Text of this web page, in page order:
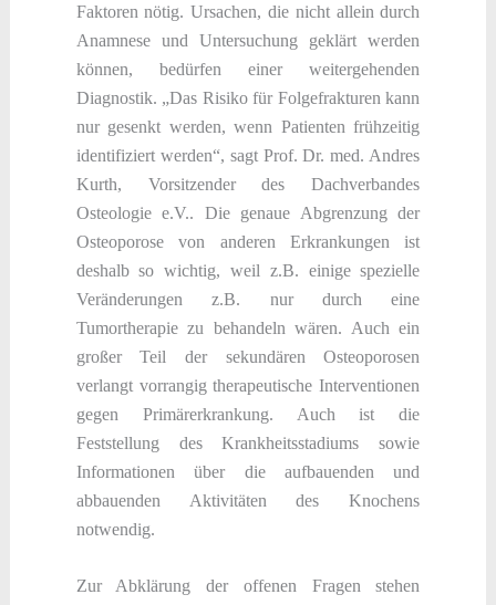
Faktoren nötig. Ursachen, die nicht allein durch
Anamnese und Untersuchung geklärt werden
können, bedürfen einer weitergehenden
Diagnostik. „Das Risiko für Folgefrakturen kann
nur gesenkt werden, wenn Patienten frühzeitig
identifiziert werden“, sagt Prof. Dr. med. Andres
Kurth, Vorsitzender des Dachverbandes
Osteologie e.V.. Die genaue Abgrenzung der
Osteoporose von anderen Erkrankungen ist
deshalb so wichtig, weil z.B. einige spezielle
Veränderungen z.B. nur durch eine
Tumortherapie zu behandeln wären. Auch ein
großer Teil der sekundären Osteoporosen
verlangt vorrangig therapeutische Interventionen
gegen Primärerkrankung. Auch ist die
Feststellung des Krankheitsstadiums sowie
Informationen über die aufbauenden und
abbauenden Aktivitäten des Knochens
notwendig.
Zur Abklärung der offenen Fragen stehen